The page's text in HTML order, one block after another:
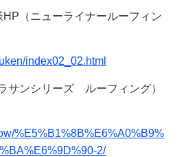
（ニューライナールーフィン
index02_02.html
サンシリーズ ルーフィング）
%E5%B1%8B%E6%A0%B9%
2/